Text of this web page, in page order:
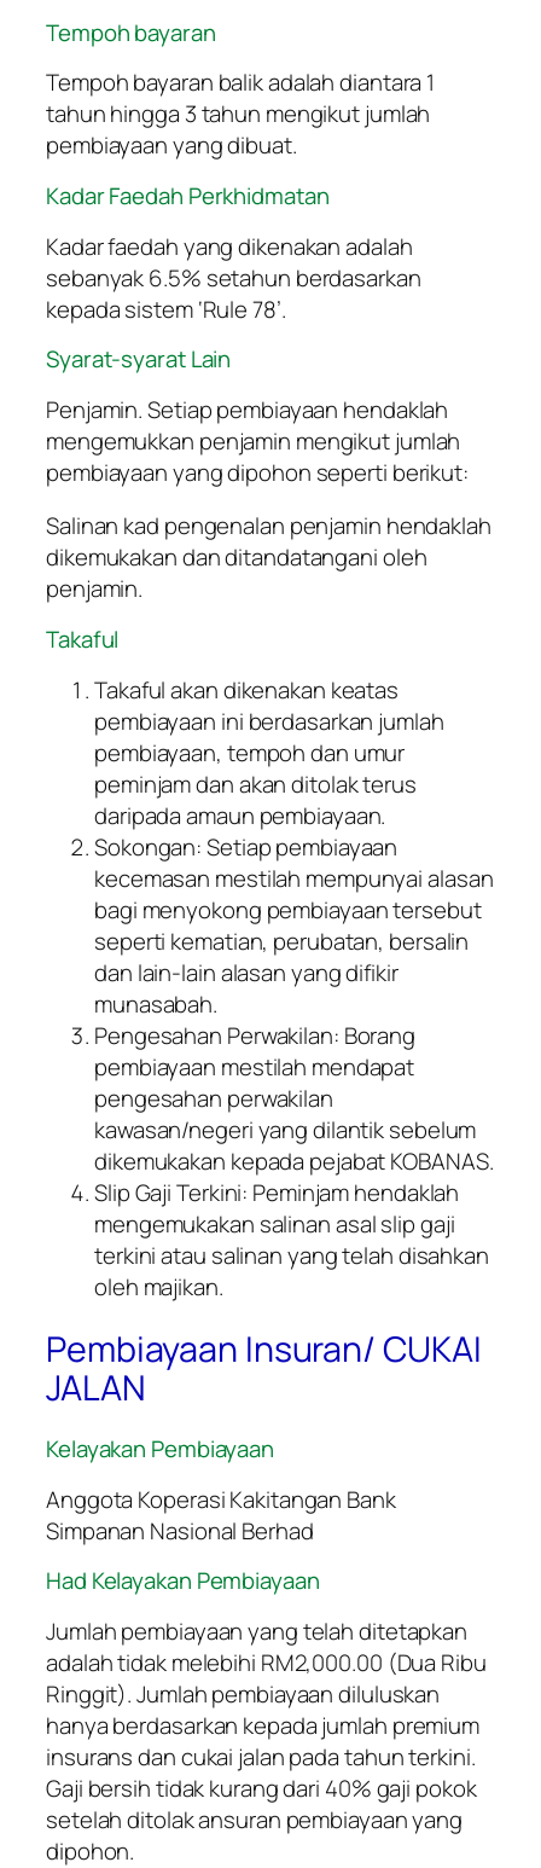
Tempoh bayaran
Tempoh bayaran balik adalah diantara 1
tahun hingga 3 tahun mengikut jumlah
pembiayaan yang dibuat.
Kadar Faedah Perkhidmatan
Kadar faedah yang dikenakan adalah
sebanyak 6.5% setahun berdasarkan
kepada sistem ‘Rule 78’.
Syarat-syarat Lain
Penjamin. Setiap pembiayaan hendaklah
mengemukkan penjamin mengikut jumlah
pembiayaan yang dipohon seperti berikut:
Salinan kad pengenalan penjamin hendaklah
dikemukakan dan ditandatangani oleh
penjamin.
Takaful
Takaful akan dikenakan keatas
pembiayaan ini berdasarkan jumlah
pembiayaan, tempoh dan umur
peminjam dan akan ditolak terus
daripada amaun pembiayaan.
Sokongan: Setiap pembiayaan
kecemasan mestilah mempunyai alasan
bagi menyokong pembiayaan tersebut
seperti kematian, perubatan, bersalin
dan lain-lain alasan yang difikir
munasabah.
Pengesahan Perwakilan: Borang
pembiayaan mestilah mendapat
pengesahan perwakilan
kawasan/negeri yang dilantik sebelum
dikemukakan kepada pejabat KOBANAS.
Slip Gaji Terkini: Peminjam hendaklah
mengemukakan salinan asal slip gaji
terkini atau salinan yang telah disahkan
oleh majikan.
Pembiayaan Insuran/ CUKAI
JALAN
Kelayakan Pembiayaan
Anggota Koperasi Kakitangan Bank
Simpanan Nasional Berhad
Had Kelayakan Pembiayaan
Jumlah pembiayaan yang telah ditetapkan
adalah tidak melebihi RM2,000.00 (Dua Ribu
Ringgit). Jumlah pembiayaan diluluskan
hanya berdasarkan kepada jumlah premium
insurans dan cukai jalan pada tahun terkini.
Gaji bersih tidak kurang dari 40% gaji pokok
setelah ditolak ansuran pembiayaan yang
dipohon.